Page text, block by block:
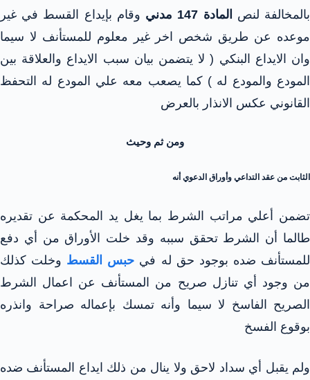
بالمخالفة لنص المادة 147 مدني
وقام بإيداع القسط في غير
موعده عن طريق شخص اخر غير معلوم للمستأنف لا سيما
وان الايداع البنكي ( لا يتضمن بيان سبب الايداع والعلاقة بين
المودع والمودع له ) كما يصعب معه علي المودع له التحفظ
القانوني عكس الانذار بالعرض
ومن ثم وحيث
الثابت من عقد التداعي وأوراق الدعوي أنه
تضمن أعلي مراتب الشرط بما يغل يد المحكمة عن تقديره
طالما أن الشرط تحقق سببه وقد خلت الأوراق من أي دفع
للمستأنف ضده بوجود حق له في حبس القسط وخلت كذلك
من وجود أي تنازل صريح من المستأنف عن اعمال الشرط
الصريح الفاسخ لا سيما وأنه تمسك بإعماله صراحة وانذره
بوقوع الفسخ
ولم يقبل أي سداد لاحق ولا ينال من ذلك ايداع المستأنف ضده